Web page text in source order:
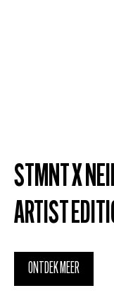
STMNT X
ARTIST
ONTDEK MEER